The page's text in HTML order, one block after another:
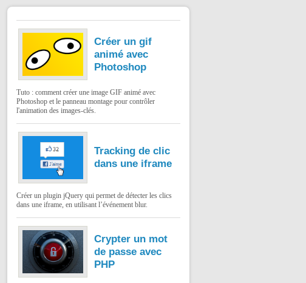
Créer un gif
animé avec
Photoshop
Tuto : comment créer une image GIF animé avec
Photoshop et le panneau montage pour contrôler
l'animation des images-clés.
Tracking de clic
dans une iframe
Créer un plugin jQuery qui permet de détecter les clics
dans une iframe, en utilisant l’événement blur.
Crypter un mot
de passe avec
PHP